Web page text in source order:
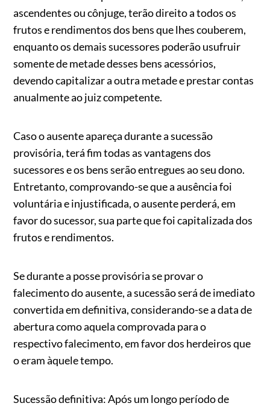
ascendentes ou cônjuge, terão direito a todos os
frutos e rendimentos dos bens que lhes couberem,
enquanto os demais sucessores poderão usufruir
somente de metade desses bens acessórios,
devendo capitalizar a outra metade e prestar contas
anualmente ao juiz competente.
Caso o ausente apareça durante a sucessão
provisória, terá fim todas as vantagens dos
sucessores e os bens serão entregues ao seu dono.
Entretanto, comprovando-se que a ausência foi
voluntária e injustificada, o ausente perderá, em
favor do sucessor, sua parte que foi capitalizada dos
frutos e rendimentos.
Se durante a posse provisória se provar o
falecimento do ausente, a sucessão será de imediato
convertida em definitiva, considerando-se a data de
abertura como aquela comprovada para o
respectivo falecimento, em favor dos herdeiros que
o eram àquele tempo.
Sucessão definitiva: Após um longo período de